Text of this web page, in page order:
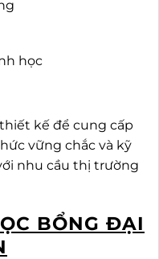
học
kế để cung cấp
vững chắc và kỹ
nhu cầu thị trường
BỔNG ĐẠI